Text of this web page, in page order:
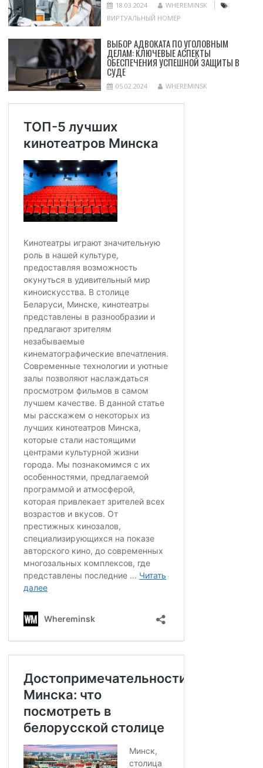
18.03.2024
WHEREMINSK
ВИРТУАЛЬНЫЙ НОМЕР
ВЫБОР АДВОКАТА ПО УГОЛОВНЫМ
ДЕЛАМ: КЛЮЧЕВЫЕ АСПЕКТЫ
ОБЕСПЕЧЕНИЯ УСПЕШНОЙ ЗАЩИТЫ В
СУДЕ
05.02.2024 WHEREMINSK